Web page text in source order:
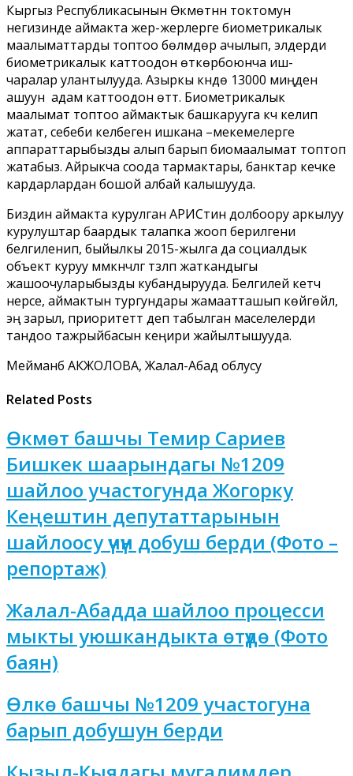
Кыргыз Республикасынын Өкмөтүнүн токтомун
негизинде аймакта жер-жерлерге биометрикалык
маалыматтарды топтоо бөлүмдөрү ачылып, элдерди
биометрикалык каттоодон өткөрүүбоюнча иш-
чаралар улантылууда. Азыркы күндө 13000 миңден
ашуун адам каттоодон өттү. Биометрикалык
маалымат топтоо аймактык башкарууга күч келип
жатат, себеби келбеген ишкана –мекемелерге
аппараттарыбызды алып барып биомаалымат топтоп
жатабыз. Айрыкча соода тармактары, банктар кечке
кардарлардан бошой албай калышууда.
Биздин аймакта курулган АРИСтин долбоору аркылуу
курулуштар баардык талапка жооп берилгени
белгиленип, быйылкы 2015-жылга да социалдык
объект куруу мүмкүнчүлүгү түзүлүп жаткандыгы
жашоочуларыбызды кубандырууда. Белгилей кетчү
нерсе, аймактын тургундары жамаатташып көйгөйлүү,
эң зарыл, приоритеттүү деп табылган маселелерди
тандоо тажрыйбасын кеңири жайылтышууда.
Мейманбү АКЖОЛОВА, Жалал-Абад облусу
Related Posts
Өкмөт башчы Темир Сариев
Бишкек шаарындагы №1209
шайлоо участогунда Жогорку
Кеңештин депутаттарынын
шайлоосу үчүн добуш берди (Фото –
репортаж)
Жалал-Абадда шайлоо процесси
мыкты уюшкандыкта өтүүдө (Фото
баян)
Өлкө башчы №1209 участогуна
барып добушун берди